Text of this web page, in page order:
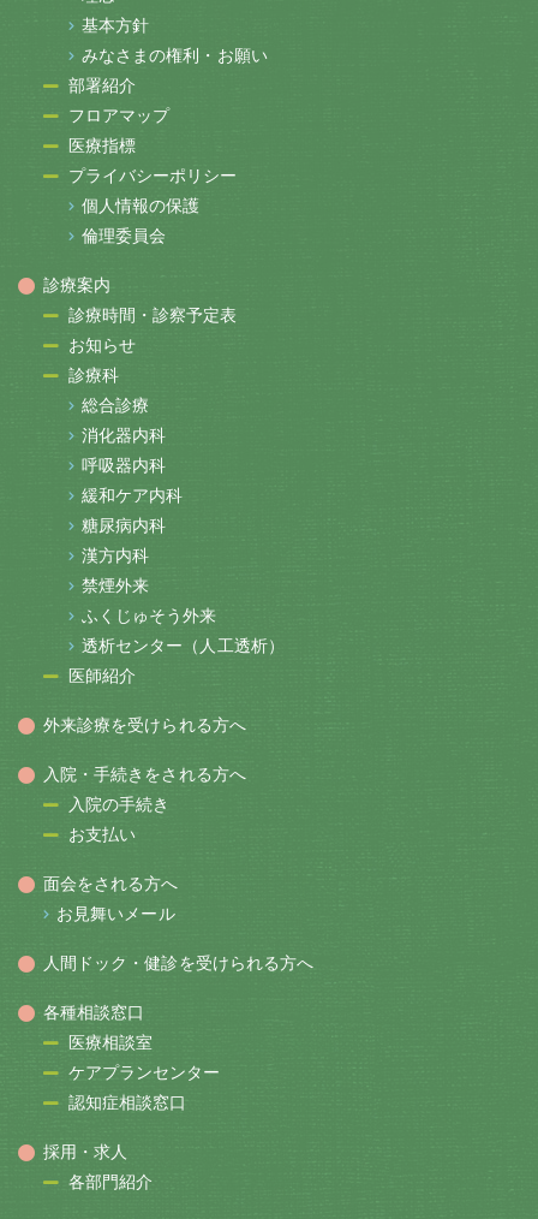
基本方針
みなさまの権利・お願い
部署紹介
フロアマップ
医療指標
プライバシーポリシー
個人情報の保護
倫理委員会
診療案内
診療時間・診察予定表
お知らせ
診療科
総合診療
消化器内科
呼吸器内科
緩和ケア内科
糖尿病内科
漢方内科
禁煙外来
ふくじゅそう外来
透析センター（人工透析）
医師紹介
外来診療を受けられる方へ
入院・手続きをされる方へ
入院の手続き
お支払い
面会をされる方へ
お見舞いメール
人間ドック・健診を受けられる方へ
各種相談窓口
医療相談室
ケアプランセンター
認知症相談窓口
採用・求人
各部門紹介